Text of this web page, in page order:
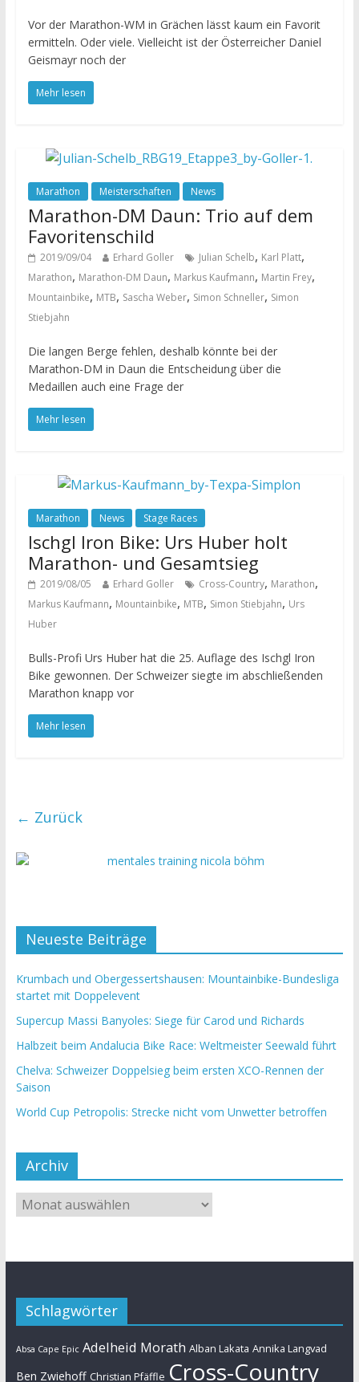
Vor der Marathon-WM in Grächen lässt kaum ein Favorit
ermitteln. Oder viele. Vielleicht ist der Österreicher Daniel
Geismayr noch der
Mehr lesen
Marathon Meisterschaften News
Marathon-DM Daun: Trio auf dem
Favoritenschild
2019/09/04 Erhard Goller Julian Schelb, Karl Platt,
Marathon, Marathon-DM Daun, Markus Kaufmann, Martin Frey,
Mountainbike, MTB, Sascha Weber, Simon Schneller, Simon
Stiebjahn
Die langen Berge fehlen, deshalb könnte bei der
Marathon-DM in Daun die Entscheidung über die
Medaillen auch eine Frage der
Mehr lesen
Marathon News Stage Races
Ischgl Iron Bike: Urs Huber holt
Marathon- und Gesamtsieg
2019/08/05 Erhard Goller Cross-Country, Marathon,
Markus Kaufmann, Mountainbike, MTB, Simon Stiebjahn, Urs
Huber
Bulls-Profi Urs Huber hat die 25. Auflage des Ischgl Iron
Bike gewonnen. Der Schweizer siegte im abschließenden
Marathon knapp vor
Mehr lesen
← Zurück
Neueste Beiträge
Krumbach und Obergessertshausen: Mountainbike-Bundesliga
startet mit Doppelevent
Supercup Massi Banyoles: Siege für Carod und Richards
Halbzeit beim Andalucia Bike Race: Weltmeister Seewald führt
Chelva: Schweizer Doppelsieg beim ersten XCO-Rennen der
Saison
World Cup Petropolis: Strecke nicht vom Unwetter betroffen
Archiv
Schlagwörter
Absa Cape Epic Adelheid Morath Alban Lakata Annika Langvad
Ben Zwiehoff Christian Pfäffle Cross-Country